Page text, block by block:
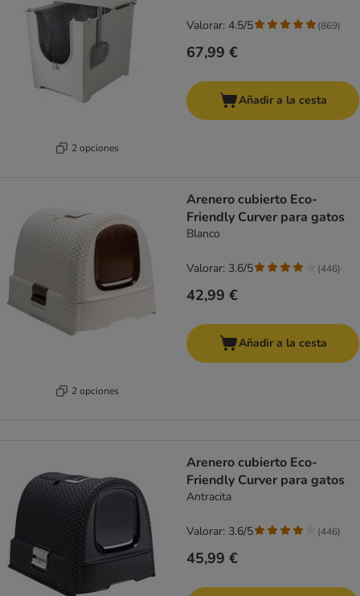
2 opciones
67,99 €
Valorar: 4.5/5 (869)
Añadir a la cesta
2 opciones
Arenero cubierto Eco-
Friendly Curver para gatos
Blanco
42,99 €
Valorar: 3.6/5 (446)
Añadir a la cesta
Arenero cubierto Eco-
Friendly Curver para gatos
Antracita
45,99 €
Valorar: 3.6/5 (446)